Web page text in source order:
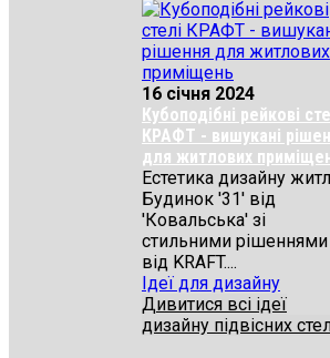
16 січня 2024
Кубоподібні рейкові
КРАФТ - вишукані
для житлових
Естетика дизайну
Будинок '31' від
'Ковальська' зі
стильними рішеннями
від KRAFT....
Ідеї для дизайну
Дивитися всі ідеї
дизайну підвісних